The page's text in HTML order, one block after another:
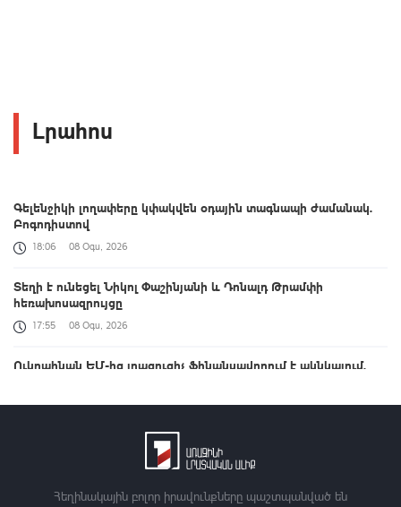
Լրահոս
Գելենջիկի լողափերը կփակվեն օդային տագնապի ժամանակ.
Բոգոդիստով
18:06 08 Օգս, 2026
Տեղի է ունեցել Նիկոլ Փաշինյանի և Դոնալդ Թրամփի
հեռախոսազրույցը
17:55 08 Օգս, 2026
Ուկրաինան ԵՄ-ից լրացուցիչ ֆինանսավորում է ակնկալում.
17:26 08 Օգս, 2026
Բուլղարիայում ԱԹՍ-ն պայթել է Ուկրաինան Թուրքիային
կապող գազատարի մոտակայքում
Հեղինակային բոլոր իրավունքները պաշտպանված են